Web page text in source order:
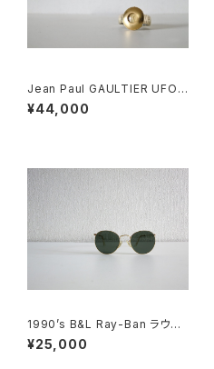
Jean Paul GAULTIER UFO
Watch
¥44,000
1990’s B&L Ray-Ban ラウン
ドメタル
¥25,000